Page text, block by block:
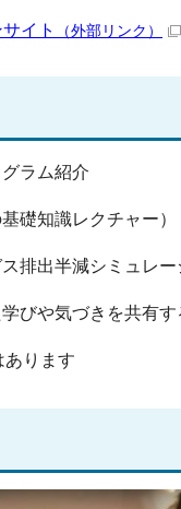
イト （外部リンク）
ラム紹介
礎知識レクチャー）
出半減シミュレー
や気づきを共有す
ります